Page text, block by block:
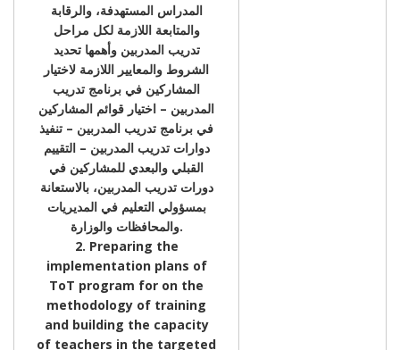
المدراس المستهدفة، والرقابة
والمتابعة اللازمة لكل مراحل
تدريب المدربين وأهمها تحديد
الشروط والمعايير اللازمة لاختيار
المشاركين في برنامج تدريب
المدربين – اختيار قوائم المشاركين
في برنامج تدريب المدربين – تنفيذ
دوارات تدريب المدربين – التقييم
القبلي والبعدي للمشاركين في
دورات تدريب المدربين، بالاستعانة
بمسؤولي التعليم في المديريات
والمحافظات والوزارة.
2. Preparing the
implementation plans of
ToT program for on the
methodology of training
and building the capacity
of teachers in the targeted